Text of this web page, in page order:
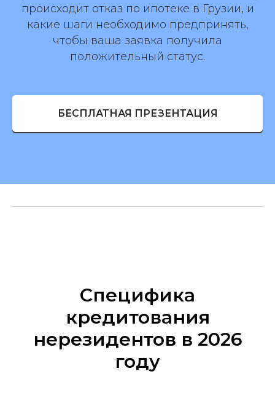
происходит отказ по ипотеке в Грузии, и
какие шаги необходимо предпринять,
чтобы ваша заявка получила
положительный статус.
БЕСПЛАТНАЯ ПРЕЗЕНТАЦИЯ
Специфика
кредитования
нерезидентов в 2026
году